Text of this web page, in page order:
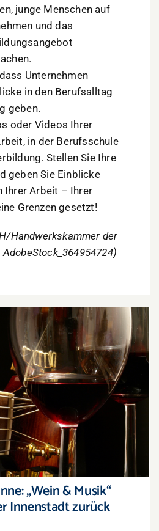
junge Menschen auf
und das
Unternehmen
in den Berufsalltag
geben.
oder Videos Ihrer
in der Berufsschule
Stellen Sie Ihre
geben Sie Einblicke
Ihrer Arbeit – Ihrer
Grenzen gesetzt!
Handwerkskammer der
„Wein & Musik“ kehrt in
Innenstadt zurück
„Wein & Musik“
Innenstadt zurück